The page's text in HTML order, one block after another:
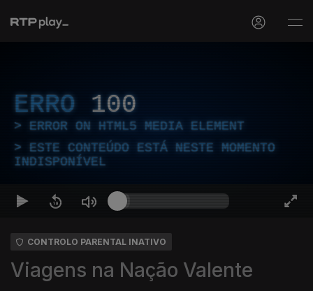
ERRO 100
ERROR ON HTML5 MEDIA ELEMENT
ESTE CONTEÚDO ESTÁ NESTE MOMENTO
INDISPONÍVEL
CONTROLO PARENTAL INATIVO
Viagens na Nação Valente